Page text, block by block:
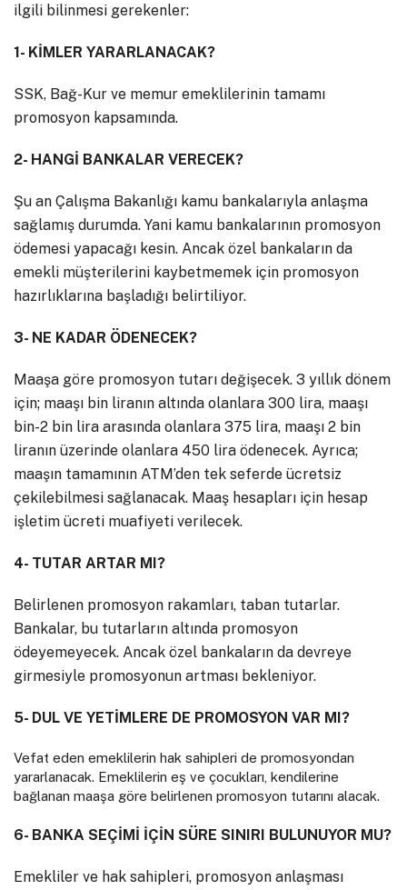
ilgili bilinmesi gerekenler:
1- KİMLER YARARLANACAK?
SSK, Bağ-Kur ve memur emeklilerinin tamamı
promosyon kapsamında.
2- HANGİ BANKALAR VERECEK?
Şu an Çalışma Bakanlığı kamu bankalarıyla anlaşma
sağlamış durumda. Yani kamu bankalarının promosyon
ödemesi yapacağı kesin. Ancak özel bankaların da
emekli müşterilerini kaybetmemek için promosyon
hazırlıklarına başladığı belirtiliyor.
3- NE KADAR ÖDENECEK?
Maaşa göre promosyon tutarı değişecek. 3 yıllık dönem
için; maaşı bin liranın altında olanlara 300 lira, maaşı
bin-2 bin lira arasında olanlara 375 lira, maaşı 2 bin
liranın üzerinde olanlara 450 lira ödenecek. Ayrıca;
maaşın tamamının ATM’den tek seferde ücretsiz
çekilebilmesi sağlanacak. Maaş hesapları için hesap
işletim ücreti muafiyeti verilecek.
4- TUTAR ARTAR MI?
Belirlenen promosyon rakamları, taban tutarlar.
Bankalar, bu tutarların altında promosyon
ödeyemeyecek. Ancak özel bankaların da devreye
girmesiyle promosyonun artması bekleniyor.
5- DUL VE YETİMLERE DE PROMOSYON VAR MI?
Vefat eden emeklilerin hak sahipleri de promosyondan
yararlanacak. Emeklilerin eş ve çocukları, kendilerine
bağlanan maaşa göre belirlenen promosyon tutarını alacak.
6- BANKA SEÇİMİ İÇİN SÜRE SINIRI BULUNUYOR MU?
Emekliler ve hak sahipleri, promosyon anlaşması